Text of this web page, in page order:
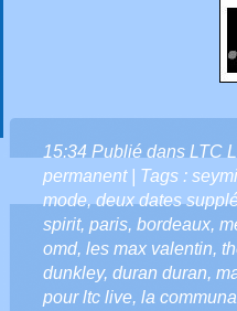
15:34 Publié dans LTC
permanent| Tags :
mode,deux dates
spirit, paris, bordeaux,
omd, les max valentin,
dunkley, duran duran,
pour ltc live, la